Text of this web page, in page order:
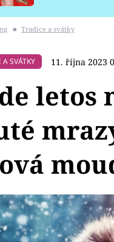
■ Tradice a svátky
SVÁTKY 11. října 2023
letos